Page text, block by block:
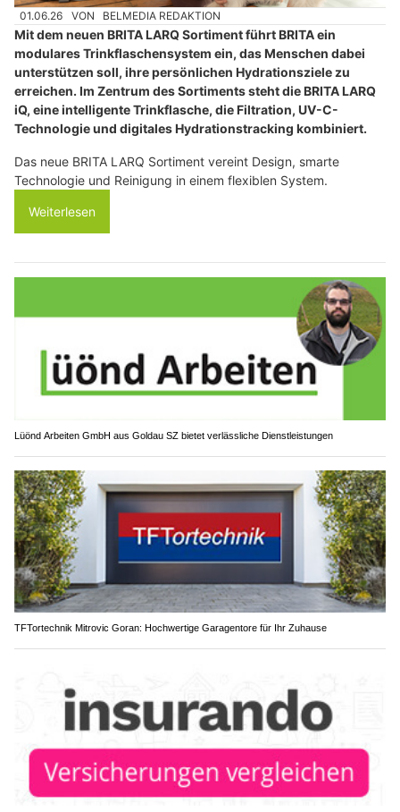
01.06.26 VON BELMEDIA REDAKTION
Mit dem neuen BRITA LARQ Sortiment führt BRITA ein
modulares Trinkflaschensystem ein, das Menschen dabei
unterstützen soll, ihre persönlichen Hydrationsziele zu
erreichen. Im Zentrum des Sortiments steht die BRITA LARQ
iQ, eine intelligente Trinkflasche, die Filtration, UV-C-
Technologie und digitales Hydrationstracking kombiniert.
Das neue BRITA LARQ Sortiment vereint Design, smarte
Technologie und Reinigung in einem flexiblen System.
Weiterlesen
Lüönd Arbeiten GmbH aus Goldau SZ bietet verlässliche Dienstleistungen
TFTortechnik Mitrovic Goran: Hochwertige Garagentore für Ihr Zuhause